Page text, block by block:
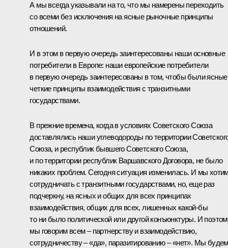
А мы всегда указывали на то, что мы намерены переходить
со всеми без исключения на ясные рыночные принципы
отношений.
И в этом в первую очередь заинтересованы наши основные
потребители в Европе: наши европейские потребители
в первую очередь заинтересованы в том, чтобы были ясные
четкие принципы взаимодействия с транзитными
государствами.
В прежние времена, когда в условиях Советского Союза
доставлялись наши углеводороды по территории
Союза, и республик бывшего Советского Союза,
и по территории республик Варшавского Договора, не было
никаких проблем. Сегодня ситуация изменилась. И мы
сотрудничать с транзитными государствами, но, еще раз
подчеркну, на ясных и общих для всех принципах
взаимодействия, общих для всех, лишенных какой-бы
то ни было политической или другой конъюнктуры. И
мы говорим всем – партнерству и взаимодействию,
сотрудничеству – «да», паразитированию – «нет». Мы будем